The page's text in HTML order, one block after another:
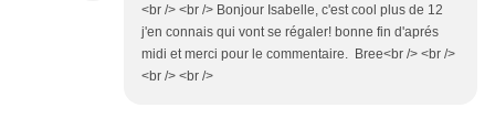
<br /> <br /> Bonjour Isabelle, c'est cool plus de 12
j'en connais qui vont se régaler! bonne fin d'aprés
midi et merci pour le commentaire. Bree<br /> <br />
<br /> <br />